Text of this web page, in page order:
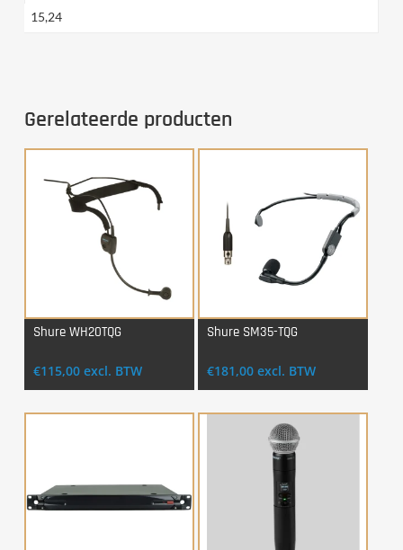
15,24
Gerelateerde producten
Shure WH20TQG
€115,00 excl. BTW
Shure SM35-TQG
€181,00 excl. BTW